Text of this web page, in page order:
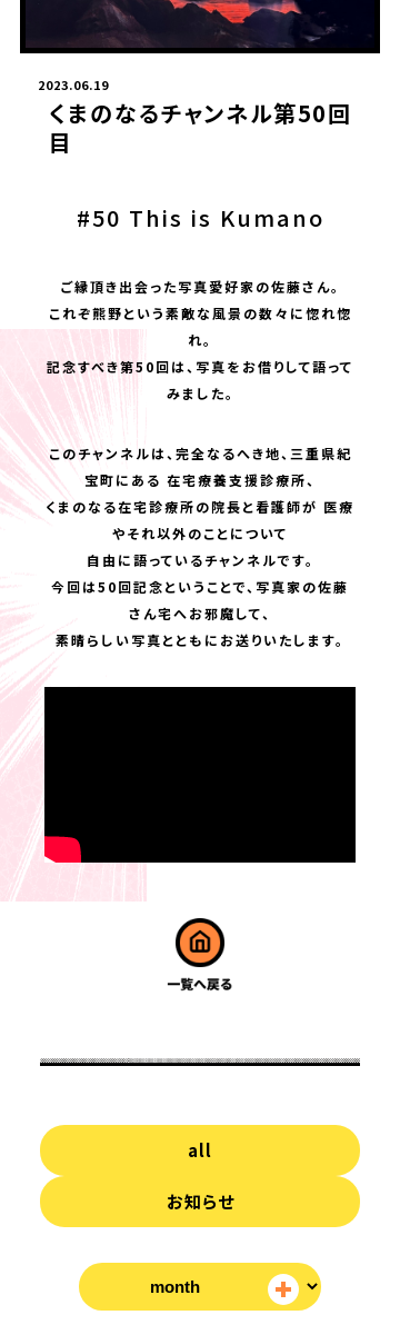
2023.06.19
くまのなるチャンネル第50回
目
#50 This is Kumano
ご縁頂き出会った写真愛好家の佐藤さん。
これぞ熊野という素敵な風景の数々に惚れ惚
れ。
記念すべき第50回は、写真をお借りして語って
みました。
このチャンネルは、完全なるへき地、三重県紀
宝町にある 在宅療養支援診療所、
くまのなる在宅診療所の院長と看護師が 医療
やそれ以外のことについて
自由に語っているチャンネルです。
今回は50回記念ということで、写真家の佐藤
さん宅へお邪魔して、
素晴らしい写真とともにお送りいたします。
all
お知らせ